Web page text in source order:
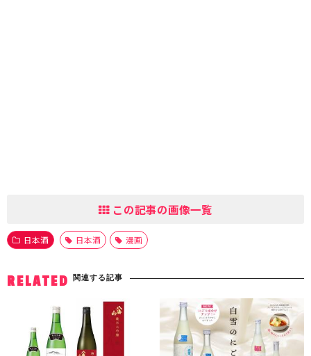
この記事の画像一覧
日本酒 日本酒 漫画
RELATED 関連する記事